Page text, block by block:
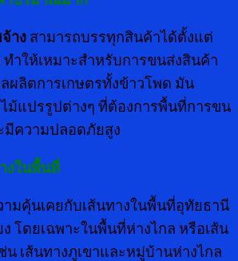
าง สามารถบรรทุกสินค้าได้ตั้งแต่
ทำให้เหมาะสำหรับการขนส่งสินค้า
ผลิตการเกษตรทั้งข้าวโพด มัน
ม้แปรรูปต่างๆ ที่ต้องการพื้นที่การขน
ความปลอดภัยสูง
งในพื้นที่
ามคุ้นเคยกับเส้นทางในพื้นที่อุทัยธานี
โดยเฉพาะในพื้นที่ห่างไกล หรือเส้น
น เส้นทางภูเขาและหมู่บ้านห่างไกล